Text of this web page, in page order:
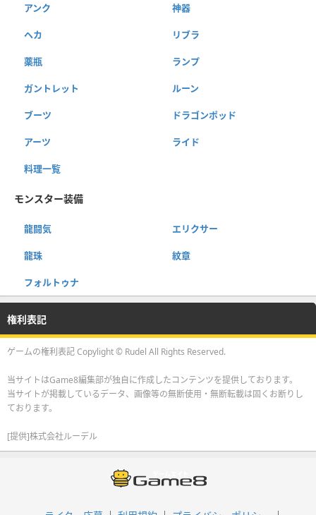
アンク 神器
ヘカ リブラ
薬瓶 ランプ
ガントレット ルーン
ブーツ ドラゴンポッド
アーツ ライド
料理一覧
モンスター装備
龍闘気 エリクサー
龍珠 紋章
フォルトゥナ
権利表記
ゲームの権利表記 Copylight © Rudel All Rights Reserved.
当サイトはGame8編集部が独自に作成したコンテンツを提供しております。
当サイトが掲載しているデータ、画像等の無断使用・無断転載は固くお断りし
ております。
[提供]株式会社ルーデル